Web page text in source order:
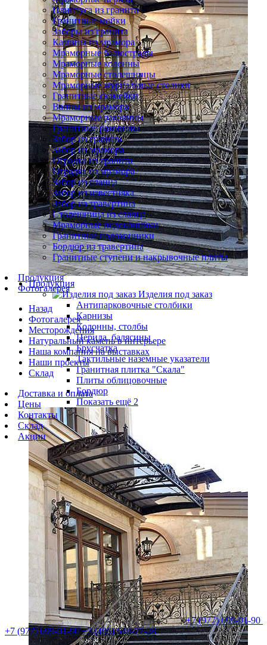
Продукция
Изделия под заказ
Антипарковочные столбики
Карнизы
Колонны, столбы
Перила, балясины
Брусчатка
Тактильные наземные указатели
Гранитная плитка "Скала"
Плиты облицовочные
Бордюр
Показать ещё 2
Плинтуса из гранита
Гранитные мойки
Заборы из гранита
Камины из мрамора
Мраморные балюстрады
Мраморные колонны
Мраморные столешницы
Мраморные журнальные столики
Гранитные скамейки
Ванны из мрамора
Мраморные раковины
Гранитные раковины
Забор из гранита
Забор из мрамора
Оградка из гранита
Оградка из мрамора
Забор из сланца
Забор из известняка
Забор из травертина
Столешница из сланца
Мраморные подоконники
Гранитные подоконники
Бордюр из травертина
Гранитные ступени и накрывочные плиты
Продукция
Фотогалерея
Назад
Фотогалерея
Месторождения
Натуральный камень в интерьере
Наша компания на выставках
Наши проекты
Склад
Доставка и оплата
Цены
Контакты
Склад
Акции
+7 (977) 699-01-90
+7 (977) 699-01-90 +7 (495) 644-77-28